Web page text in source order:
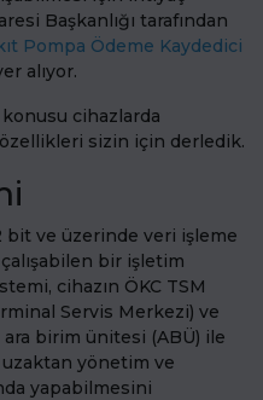
Başkanlığı tarafından
Pompa Ödeme Kaydedici
alıyor.
cihazlarda
sizin için derledik.
bit ve üzerinde veri işleme
bir işletim
cihazın ÖKC TSM
Servis Merkezi) ve
birim ünitesi (ABÜ) ile
yönetim ve
yapabilmesini